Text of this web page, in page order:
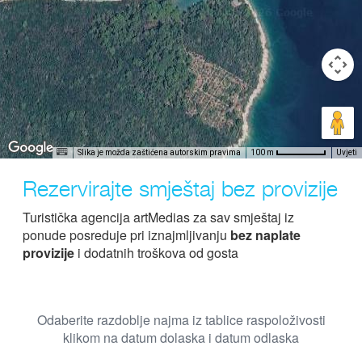
Slika je možda zaštićena autorskim pravima 100 m Uvjeti
Rezervirajte smještaj bez provizije
Turistička agencija artMedias za sav smještaj iz
ponude posreduje pri iznajmljivanju bez naplate
provizije i dodatnih troškova od gosta
Odaberite razdoblje najma iz tablice raspoloživosti
klikom na datum dolaska i datum odlaska